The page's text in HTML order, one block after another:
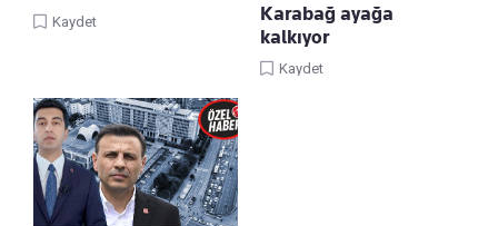
Kaydet
Karabağ ayağa
kalkıyor
Kaydet